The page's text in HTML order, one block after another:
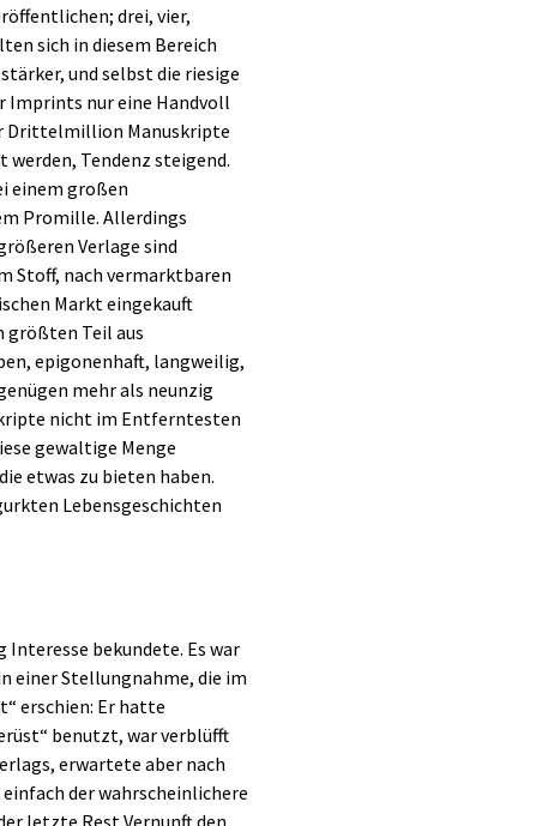
drei, vier,
sich in diesem Bereich
und selbst die riesige
Imprints nur eine Handvoll
Drittelmillion Manuskripte
werden, Tendenz steigend.
einem großen
Promille. Allerdings
Verlage sind
Stoff, nach vermarktbaren
Markt eingekauft
größten Teil aus
epigonenhaft, langweilig,
mehr als neunzig
nicht im Entferntesten
gewaltige Menge
etwas zu bieten haben.
Lebensgeschichten
bekundete. Es war
einer Stellungnahme, die im
erschien: Er hatte
benutzt, war verblüfft
erwartete aber nach
der wahrscheinlichere
letzte Rest Vernunft den